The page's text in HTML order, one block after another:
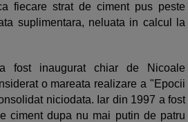
fiecare strat de ciment pus peste
suplimentara, neluata in calcul la
fost inaugurat chiar de Nicoale
o mareata realizare a "Epocii
niciodata. Iar din 1997 a fost
ciment dupa nu mai putin de patru